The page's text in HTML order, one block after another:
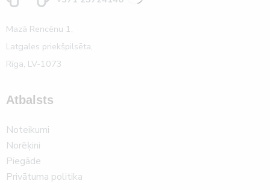
Mazā Rencēnu 1,
Latgales priekšpilsēta,
Rīga, LV-1073
Atbalsts
Noteikumi
Norēķini
Piegāde
Privātuma politika